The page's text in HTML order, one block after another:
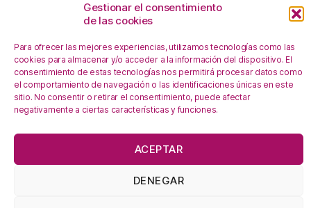
Gestionar el consentimiento
de las cookies
Para ofrecer las mejores experiencias, utilizamos tecnologías como las
cookies para almacenar y/o acceder a la información del dispositivo. El
consentimiento de estas tecnologías nos permitirá procesar datos como
el comportamiento de navegación o las identificaciones únicas en este
sitio. No consentir o retirar el consentimiento, puede afectar
negativamente a ciertas características y funciones.
ACEPTAR
DENEGAR
Registro Actividades como responsables del
tratamiento
Política de Cookies
Personalizar Cookies
OK!